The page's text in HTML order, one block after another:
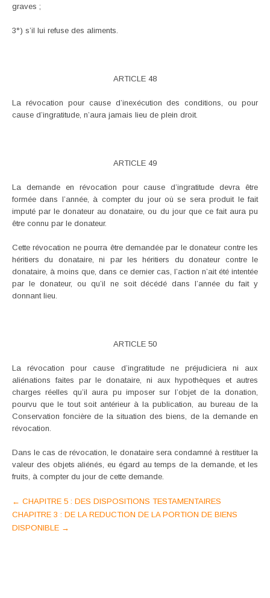
graves ;
3°) s’il lui refuse des aliments.
ARTICLE 48
La révocation pour cause d’inexécution des conditions, ou pour
cause d’ingratitude, n’aura jamais lieu de plein droit.
ARTICLE 49
La demande en révocation pour cause d’ingratitude devra être
formée dans l’année, à compter du jour où se sera produit le fait
imputé par le donateur au donataire, ou du jour que ce fait aura pu
être connu par le donateur.
Cette révocation ne pourra être demandée par le donateur contre les
héritiers du donataire, ni par les héritiers du donateur contre le
donataire, à moins que, dans ce dernier cas, l’action n’ait été intentée
par le donateur, ou qu’il ne soit décédé dans l’année du fait y
donnant lieu.
ARTICLE 50
La révocation pour cause d’ingratitude ne préjudiciera ni aux
aliénations faites par le donataire, ni aux hypothèques et autres
charges réelles qu’il aura pu imposer sur l’objet de la donation,
pourvu que le tout soit antérieur à la publication, au bureau de la
Conservation foncière de la situation des biens, de la demande en
révocation.
Dans le cas de révocation, le donataire sera condamné à restituer la
valeur des objets aliénés, eu égard au temps de la demande, et les
fruits, à compter du jour de cette demande.
Post
navigation
← CHAPITRE 5 : DES DISPOSITIONS TESTAMENTAIRES
CHAPITRE 3 : DE LA REDUCTION DE LA PORTION DE BIENS
DISPONIBLE →